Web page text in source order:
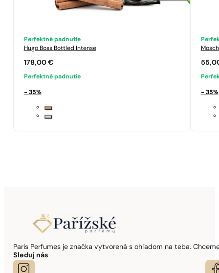
Perfektné padnutie
Hugo Boss Bottled Intense
178,00 €
Perfektné padnutie
- 35% - 35%
Paris Perfumes je značka vytvorená s ohľadom na teba.
Sleduj nás